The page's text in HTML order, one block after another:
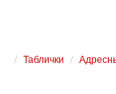
Таблички